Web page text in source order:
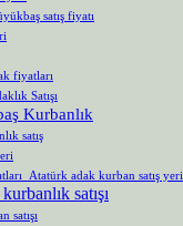
satış fiyatı
fiyatları
Satışı
Kurbanlık
satış
Atatürk adak kurban satış yeri
satışı
satışı